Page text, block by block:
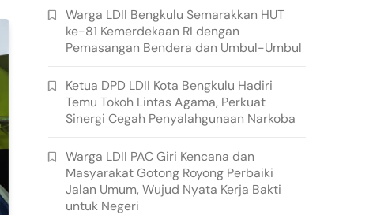
Warga LDII Bengkulu Semarakkan HUT
ke-81 Kemerdekaan RI dengan
Pemasangan Bendera dan Umbul-Umbul
Ketua DPD LDII Kota Bengkulu Hadiri
Temu Tokoh Lintas Agama, Perkuat
Sinergi Cegah Penyalahgunaan Narkoba
Warga LDII PAC Giri Kencana dan
Masyarakat Gotong Royong Perbaiki
Jalan Umum, Wujud Nyata Kerja Bakti
untuk Negeri